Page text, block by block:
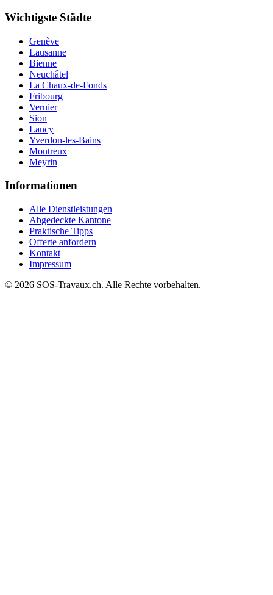
Wichtigste Städte
Genève
Lausanne
Bienne
Neuchâtel
La Chaux-de-Fonds
Fribourg
Vernier
Sion
Lancy
Yverdon-les-Bains
Montreux
Meyrin
Informationen
Alle Dienstleistungen
Abgedeckte Kantone
Praktische Tipps
Offerte anfordern
Kontakt
Impressum
© 2026 SOS-Travaux.ch. Alle Rechte vorbehalten.